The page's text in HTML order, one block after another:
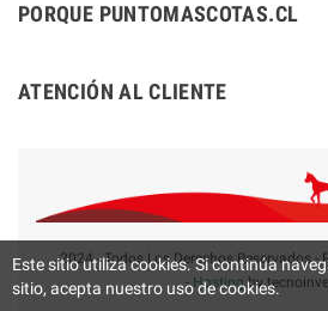
PORQUE PUNTOMASCOTAS.CL
ATENCIÓN AL CLIENTE
2024 - Todos Los Derechos Reservados
-Hosting by
Este sitio utiliza cookies. Si continúa
sitio, acepta nuestro uso de cookies.